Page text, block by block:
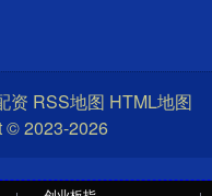
资 RSS地图 HTML地图
© 2023-2026